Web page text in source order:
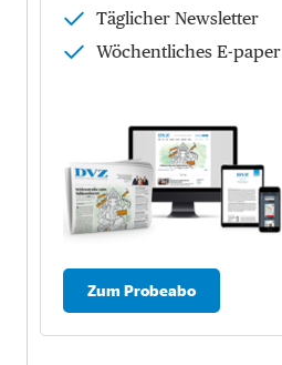
Täglicher Newsletter
Wöchentliches E-paper
Zum Probeabo